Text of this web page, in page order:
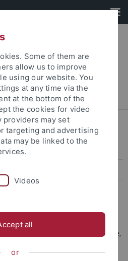
Vera Schick, M.A.
an der Abteilung für Sinologie,
Some of them are
allow us to improve
using our website. You
at any time via the
at the bottom of the
the cookies for video
providers may set
targeting and advertising
may be linked to the
Videos
all
or